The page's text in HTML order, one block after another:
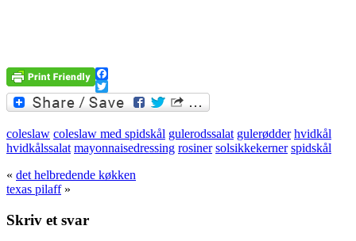
Facebook
Twitter
coleslaw coleslaw med spidskål gulerodssalat gulerødder hvidkål
hvidkålssalat mayonnaisedressing rosiner solsikkekerner spidskål
« det helbredende køkken
texas pilaff»
Skriv et svar